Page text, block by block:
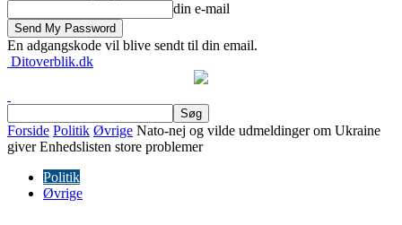
din e-mail
En adgangskode vil blive sendt til din email.
Ditoverblik.dk
Forside Politik Øvrige Nato-nej og vilde udmeldinger om Ukraine
giver Enhedslisten store problemer
Politik
Øvrige